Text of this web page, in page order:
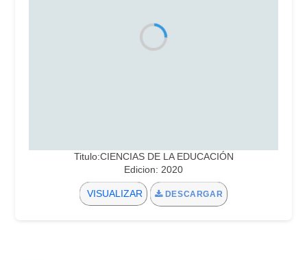
Titulo:CIENCIAS DE LA EDUCACIÓN
Edicion: 2020
VISUALIZAR DESCARGAR